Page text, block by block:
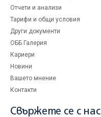
Отчети и анализи
Тарифи и общи условия
Други документи
ОББ Галерия
Кариери
Новини
Вашето мнение
Контакти
Свържете се с нас